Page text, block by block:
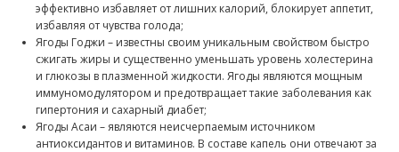
эффективно избавляет от лишних калорий, блокирует аппетит,
избавляя от чувства голода;
Ягоды Годжи – известны своим уникальным свойством быстро
сжигать жиры и существенно уменьшать уровень холестерина
и глюкозы в плазменной жидкости. Ягоды являются мощным
иммуномодулятором и предотвращает такие заболевания как
гипертония и сахарный диабет;
Ягоды Асаи – являются неисчерпаемым источником
антиоксидантов и витаминов. В составе капель они отвечают за